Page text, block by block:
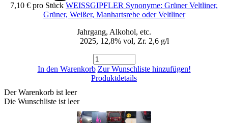
7,10 € pro Stück WEISSGIPFLER Synonyme: Grüner Veltliner,
Grüner, Weißer, Manhartsrebe oder Veltliner
Jahrgang, Alkohol, etc.
2025, 12,8% vol, Zr. 2,6 g/l
In den Warenkorb Zur Wunschliste hinzufügen!
Produktdetails
Der Warenkorb ist leer
Die Wunschliste ist leer